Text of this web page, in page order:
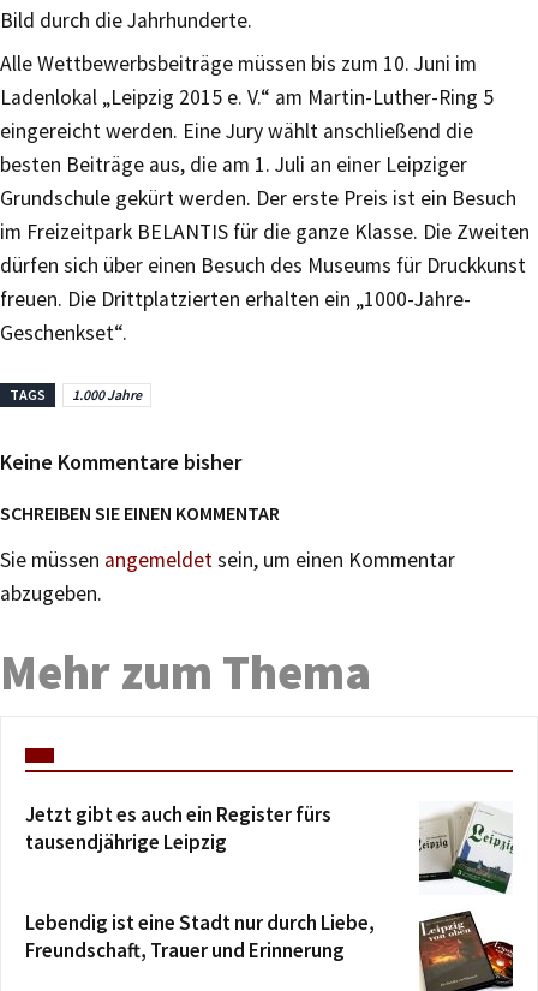
Bild durch die Jahrhunderte.
Alle Wettbewerbsbeiträge müssen bis zum 10. Juni im
Ladenlokal „Leipzig 2015 e. V.“ am Martin-Luther-Ring 5
eingereicht werden. Eine Jury wählt anschließend die
besten Beiträge aus, die am 1. Juli an einer Leipziger
Grundschule gekürt werden. Der erste Preis ist ein Besuch
im Freizeitpark BELANTIS für die ganze Klasse. Die Zweiten
dürfen sich über einen Besuch des Museums für Druckkunst
freuen. Die Drittplatzierten erhalten ein „1000-Jahre-
Geschenkset“.
TAGS 1.000 Jahre
Keine Kommentare bisher
SCHREIBEN SIE EINEN KOMMENTAR
Sie müssen angemeldetsein, um einen Kommentar
abzugeben.
Mehr zum Thema
Jetzt gibt es auch ein Register fürs
tausendjährige Leipzig
Lebendig ist eine Stadt nur durch Liebe,
Freundschaft, Trauer und Erinnerung